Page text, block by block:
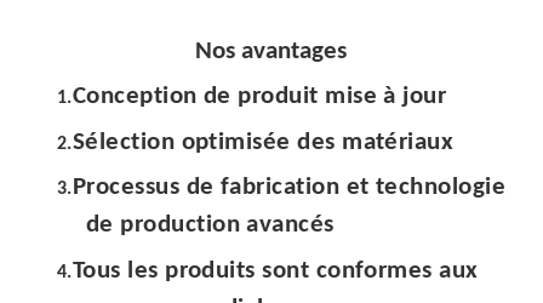
Nos avantages
1.Conception de produit mise à jour
2.Sélection optimisée des matériaux
3.Processus de fabrication et technologie
de production avancés
4.Tous les produits sont conformes aux